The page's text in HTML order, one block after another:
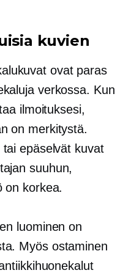
kuvien
ovat paras
verkossa. Kun
ilmoituksesi,
on merkitystä.
tai epäselvät kuvat
suuhun,
on korkea.
luominen on
Myös ostaminen